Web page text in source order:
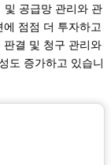
및 공급망 관리와 관
점점 더 투자하고
판결 및 청구 관리와
도 증가하고 있습니